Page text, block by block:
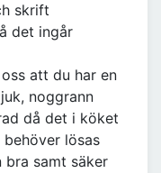
skrift
det ingår
att du har en
noggrann
då det i köket
lösas
samt säker